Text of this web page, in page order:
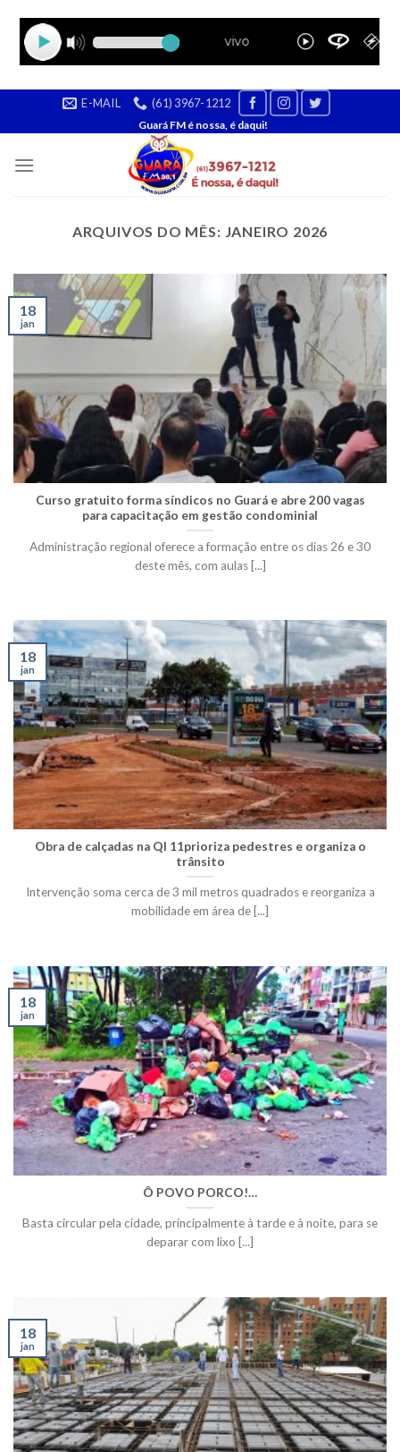
E-MAIL (61) 3967-1212
Guará FM é nossa, é daqui!
ARQUIVOS DO MÊS: JANEIRO 2026
Curso gratuito forma síndicos no Guará e abre 200 vagas
para capacitação em gestão condominial
Administração regional oferece a formação entre os dias 26 e 30
deste mês, com aulas [...]
18
jan
Obra de calçadas na QI 11prioriza pedestres e organiza o
trânsito
Intervenção soma cerca de 3 mil metros quadrados e reorganiza a
mobilidade em área de [...]
18
jan
Ô POVO PORCO!…
Basta circular pela cidade, principalmente à tarde e à noite, para se
deparar com lixo [...]
18
jan
18
jan